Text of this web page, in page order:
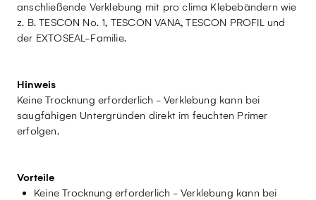
anschließende Verklebung mit pro clima Klebebändern wie
z. B. TESCON No. 1, TESCON VANA, TESCON PROFIL und
der EXTOSEAL-Familie.
Hinweis
Keine Trocknung erforderlich - Verklebung kann bei
saugfähigen Untergründen direkt im feuchten Primer
erfolgen.
Vorteile
Keine Trocknung erforderlich - Verklebung kann bei